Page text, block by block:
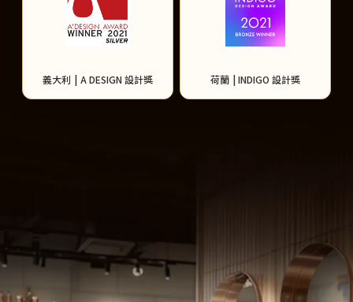
義大利 | A DESIGN 設計獎 荷蘭 | INDIGO 設計獎